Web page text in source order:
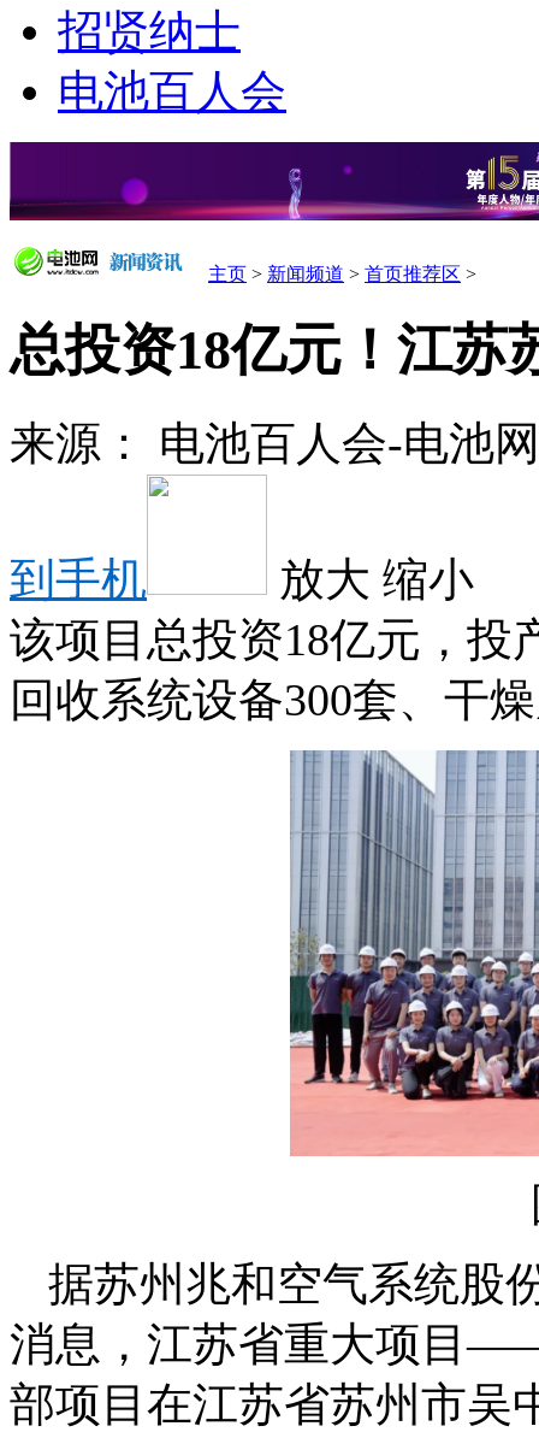
招贤纳士
电池百人会
主页 > 新闻频道 > 首页推荐区 >
总投资18亿元！江苏
来源： 电池百人会-电池
到手机 放大 缩小
该项目总投资18亿元，投
回收系统设备300套、干
据苏州兆和空气系统股
消息，江苏省重大项目
部项目在江苏省苏州市吴